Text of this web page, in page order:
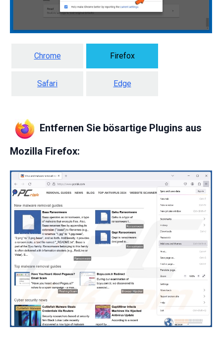
Chrome Firefox
Safari Edge
Entfernen Sie bösartige Plugins aus
Mozilla Firefox: